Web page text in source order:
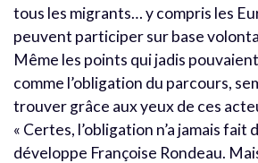
tous les migrants… y compris les
peuvent participer sur base
Même les points qui jadis
comme l’obligation du parcours,
trouver grâce aux yeux de ces
« Certes, l’obligation n’a jamais fait
développe Françoise Rondeau.